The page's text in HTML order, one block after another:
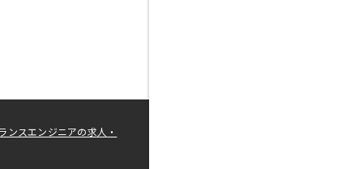
ンスエンジニアの求人・